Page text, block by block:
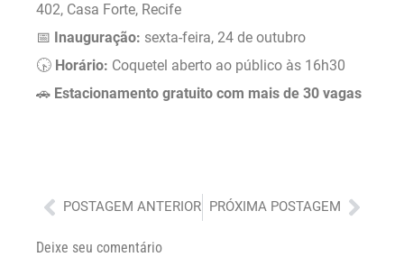
402, Casa Forte, Recife
📅 Inauguração: sexta-feira, 24 de outubro
🕟 Horário: Coquetel aberto ao público às 16h30
🚗 Estacionamento gratuito com mais de 30 vagas
Anterior
POSTAGEM ANTERIOR PRÓXIMA POSTAGEM
Deixe seu comentário